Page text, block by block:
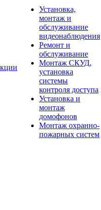
Установка,
монтаж и
обслуживание
видеонаблюдения
Ремонт и
обслуживание
Монтаж СКУД,
установка
системы
контроля доступа
Установка и
монтаж
домофонов
Монтаж охранно-
пожарных систем